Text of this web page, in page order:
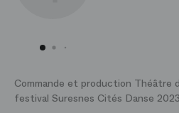
Commande et production Théâtre
festival Suresnes Cités Danse 2023